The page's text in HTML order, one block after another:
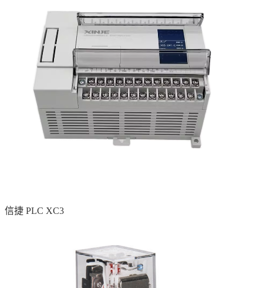
信捷 PLC XC3